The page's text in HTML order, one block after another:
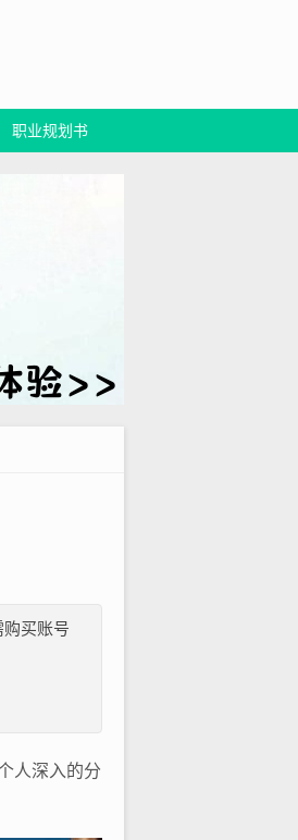
职业规划书
买账号
人深入的分